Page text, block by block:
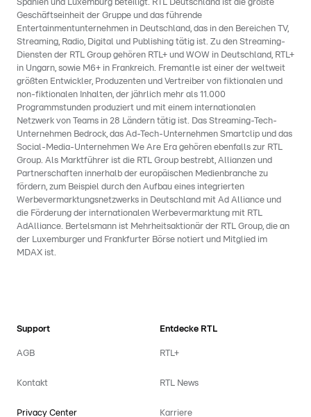
Spanien und Luxemburg beteiligt. RTL Deutschland ist die größte
Geschäftseinheit der Gruppe und das führende
Entertainmentunternehmen in Deutschland, das in den Bereichen TV,
Streaming, Radio, Digital und Publishing tätig ist. Zu den Streaming-
Diensten der RTL Group gehören RTL+ und WOW in Deutschland, RTL+
in Ungarn, sowie M6+ in Frankreich. Fremantle ist einer der weltweit
größten Entwickler, Produzenten und Vertreiber von fiktionalen und
non-fiktionalen Inhalten, der jährlich mehr als 11.000
Programmstunden produziert und mit einem internationalen
Netzwerk von Teams in 28 Ländern tätig ist. Das Streaming-Tech-
Unternehmen Bedrock, das Ad-Tech-Unternehmen Smartclip und das
Social-Media-Unternehmen We Are Era gehören ebenfalls zur RTL
Group. Als Marktführer ist die RTL Group bestrebt, Allianzen und
Partnerschaften innerhalb der europäischen Medienbranche zu
fördern, zum Beispiel durch den Aufbau eines integrierten
Werbevermarktungsnetzwerks in Deutschland mit Ad Alliance und
die Förderung der internationalen Werbevermarktung mit RTL
AdAlliance. Bertelsmann ist Mehrheitsaktionär der RTL Group, die an
der Luxemburger und Frankfurter Börse notiert und Mitglied im
MDAX ist.
Support
AGB
Kontakt
Privacy Center
Entdecke RTL
RTL+
RTL News
Karriere